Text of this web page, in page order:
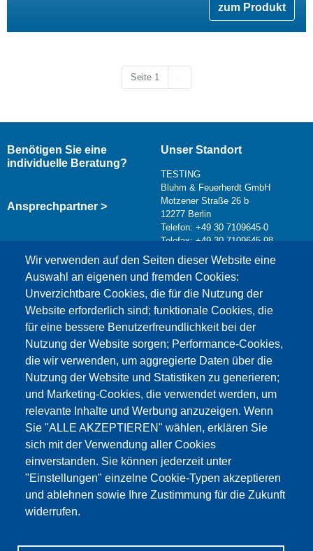
zum Produkt
Seite 1
Wir verwenden auf den Seiten dieser Website eine
Auswahl an eigenen und fremden Cookies:
Unverzichtbare Cookies, die für die Nutzung der
Website erforderlich sind; funktionale Cookies, die
für eine bessere Benutzerfreundlichkeit bei der
Nutzung der Website sorgen; Performance-Cookies,
die wir verwenden, um aggregierte Daten über die
Nutzung der Website und Statistiken zu generieren;
und Marketing-Cookies, die verwendet werden, um
relevante Inhalte und Werbung anzuzeigen. Wenn
Sie "ALLE AKZEPTIEREN" wählen, erklären Sie
sich mit der Verwendung aller Cookies
einverstanden. Sie können jederzeit unter
"Einstellungen" einzelne Cookie-Typen akzeptieren
und ablehnen sowie Ihre Zustimmung für die Zukunft
widerrufen.
Benötigen Sie eine
individuelle Beratung?
Ansprechpartner >
Unser Standort
TESTING
Bluhm & Feuerherdt GmbH
Motzener Straße 26 b
12277 Berlin
Telefon: +49 30 7109645-0
Telefax: +49 30 7109645-98
info@testing.de
Dieser Inhalt ist blockiert, da die Google Maps
Cookies nicht akzeptiert wurden.
NUR DIE GOOGLE MAPS COOKIES
AKZEPTIEREN.
Alle Cookies akzeptieren